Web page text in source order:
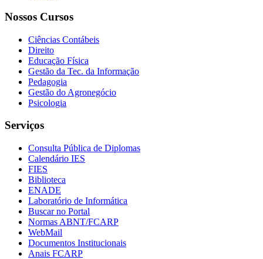
Nossos Cursos
Ciências Contábeis
Direito
Educação Física
Gestão da Tec. da Informação
Pedagogia
Gestão do Agronegócio
Psicologia
Serviços
Consulta Pública de Diplomas
Calendário IES
FIES
Biblioteca
ENADE
Laboratório de Informática
Buscar no Portal
Normas ABNT/FCARP
WebMail
Documentos Institucionais
Anais FCARP